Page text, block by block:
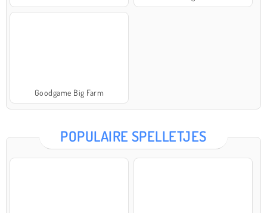
Goodgame Big Farm
POPULAIRE SPELLETJES